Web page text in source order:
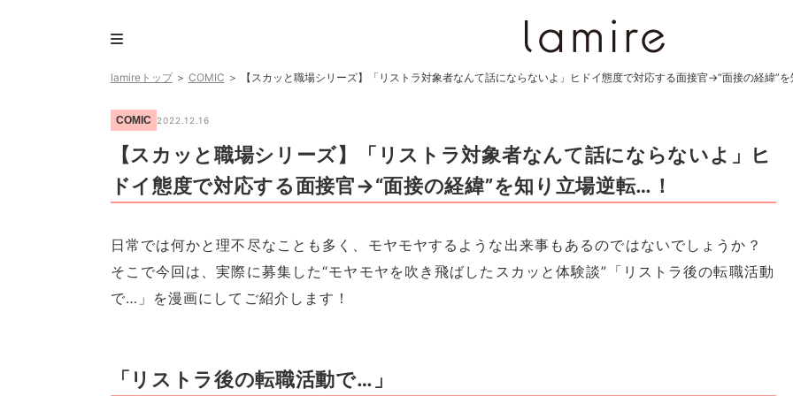
lamireトップ＞ COMIC ＞ 【スカッと職場シリーズ】「リストラ対象者なんて話にならないよ」ヒドイ態度で対応する面接官→“面接の経緯”
COMIC 2022.12.16
【スカッと職場シリーズ】「リストラ対象者なんて話にならないよ」ヒ
ドイ態度で対応する面接官→“面接の経緯”を知り立場逆転…！
日常では何かと理不尽なことも多く、モヤモヤするような出来事もあるのではないでしょうか？
そこで今回は、実際に募集した“モヤモヤを吹き飛ばしたスカッと体験談”「リストラ後の転職活動
で…」を漫画にしてご紹介します！
「リストラ後の転職活動で…」